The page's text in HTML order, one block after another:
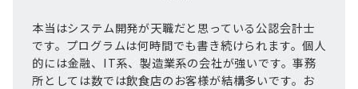
本当はシステム開発が天職だと思っている公認会計士
です。プログラムは何時間でも書き続けられます。個人
的には金融、IT系、製造業系の会社が強いです。事務
所としては数では飲食店のお客様が結構多いです。お